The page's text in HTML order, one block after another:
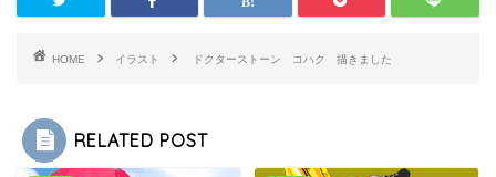
HOME イラスト ドクターストーン コハク 描きました
RELATED POST